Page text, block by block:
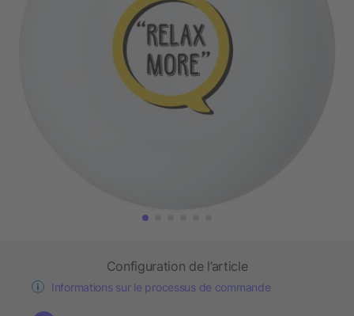
Configuration de l’article
Informations sur le processus de commande